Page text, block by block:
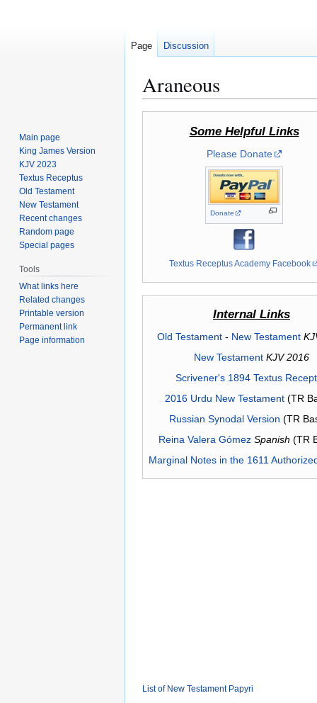
Araneous
Some Helpful Links
Please Donate
Donate
Textus Receptus Academy Facebook
Internal Links
Old Testament- New Testament
New Testament KJV 2016
Scrivener's 1894 Textus
2016 Urdu New Testament(TR
Russian Synodal Version (TR
Reina Valera Gómez Spanish (TR
Marginal Notes in the 1611
List of New Testament Papyri
Page Discussion
Main page
King James Version
KJV 2023
Textus Receptus
Old Testament
New Testament
Recent changes
Random page
Special pages
Tools
What links here
Related changes
Printable version
Permanent link
Page information